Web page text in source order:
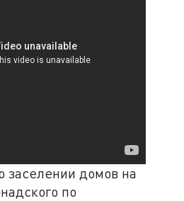
заселении домов на
по